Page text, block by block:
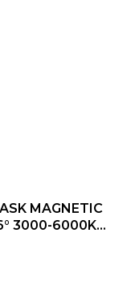
MAGNETIC
3000-6000K